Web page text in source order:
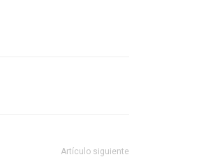
Artículo siguiente